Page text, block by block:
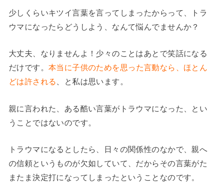
少しくらいキツイ言葉を言ってしまったからって、トラ
ウマになったらどうしよう、なんて悩んでませんか？
大丈夫、なりませんよ！少々のことはあとで笑話になる
だけです。 本当に子供のためを思った言動なら、ほとん
どは許される
、と私は思います。
親に言われた、ある酷い言葉がトラウマになった、とい
うことではないのです。
トラウマになるとしたら、日々の関係性のなかで、親へ
の信頼というものが欠如していて、だからその言葉がた
またま決定打になってしまったということなのです。